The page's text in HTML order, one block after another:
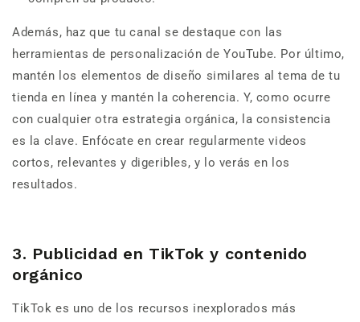
Además, haz que tu canal se destaque con las
herramientas de personalización de YouTube. Por último,
mantén los elementos de diseño similares al tema de tu
tienda en línea y mantén la coherencia. Y, como ocurre
con cualquier otra estrategia orgánica, la consistencia
es la clave. Enfócate en crear regularmente videos
cortos, relevantes y digeribles, y lo verás en los
resultados.
3. Publicidad en TikTok y contenido
orgánico
TikTok es uno de los recursos inexplorados más